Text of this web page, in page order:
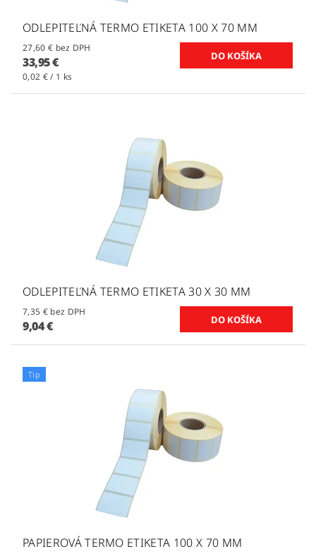
ODLEPITEĽNÁ TERMO ETIKETA 100 X 70 MM
27,60 € bez DPH
33,95 €
0,02 € / 1 ks
ODLEPITEĽNÁ TERMO ETIKETA 30 X 30 MM
7,35 € bez DPH
9,04 €
Tip
PAPIEROVÁ TERMO ETIKETA 100 X 70 MM